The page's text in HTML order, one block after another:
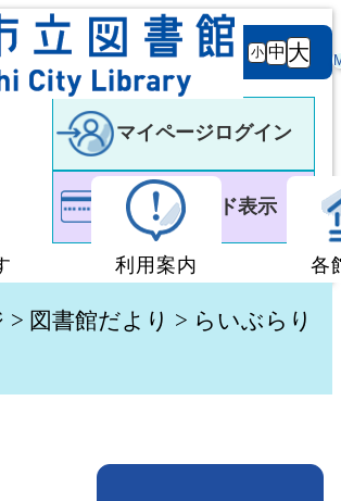
背景
白 黒
文字サ
イズ
小 中 大
マイページログイン
利用者カード表示
検索・予約
利用案内
図書館利用案内
各
> 図書館だより > らいぶらり